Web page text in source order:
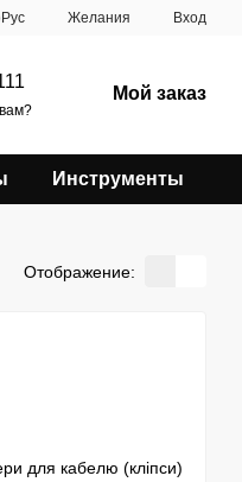
Рус Желания Вход
Мой заказ
Инструменты
Отображение: